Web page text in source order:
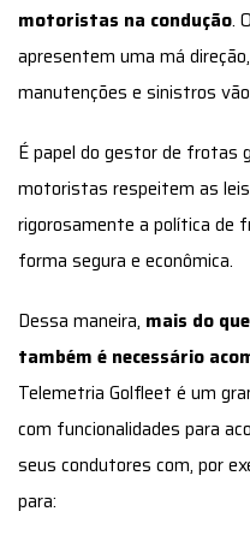
motoristas na condução.
apresentem uma má
manutenções e sinistros
É papel do gestor de frotas
motoristas respeitem as
rigorosamente a política de
forma segura e econômica.
Dessa maneira, mais do
também é necessário
Telemetria Golfleet é um
com funcionalidades para
seus condutores com, por
para: